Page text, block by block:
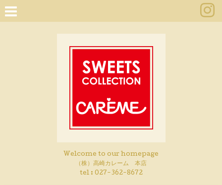
Welcome to our homepage
（株）高崎カレーム 本店
tel : 027-362-8672